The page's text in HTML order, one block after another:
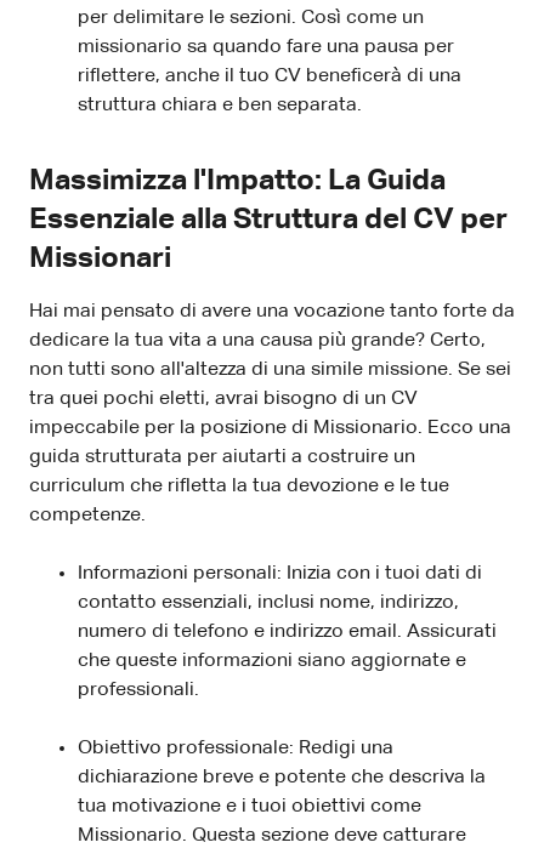
per delimitare le sezioni. Così come un
missionario sa quando fare una pausa per
riflettere, anche il tuo CV beneficerà di una
struttura chiara e ben separata.
Massimizza l'Impatto: La Guida
Essenziale alla Struttura del CV per
Missionari
Hai mai pensato di avere una vocazione tanto forte da
dedicare la tua vita a una causa più grande? Certo,
non tutti sono all'altezza di una simile missione. Se sei
tra quei pochi eletti, avrai bisogno di un CV
impeccabile per la posizione di Missionario. Ecco una
guida strutturata per aiutarti a costruire un
curriculum che rifletta la tua devozione e le tue
competenze.
Informazioni personali: Inizia con i tuoi dati di
contatto essenziali, inclusi nome, indirizzo,
numero di telefono e indirizzo email. Assicurati
che queste informazioni siano aggiornate e
professionali.
Obiettivo professionale: Redigi una
dichiarazione breve e potente che descriva la
tua motivazione e i tuoi obiettivi come
Missionario. Questa sezione deve catturare